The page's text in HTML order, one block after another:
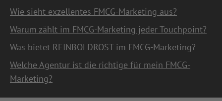
Wie sieht exzellentes FMCG-Marketing aus?
Warum zählt im FMCG-Marketing jeder Touchpoint?
Was bietet REINBOLDROST im FMCG-Marketing?
Welche Agentur ist die richtige für mein FMCG-
Marketing?